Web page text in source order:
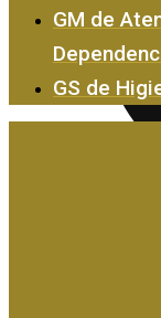
GM de
GS de